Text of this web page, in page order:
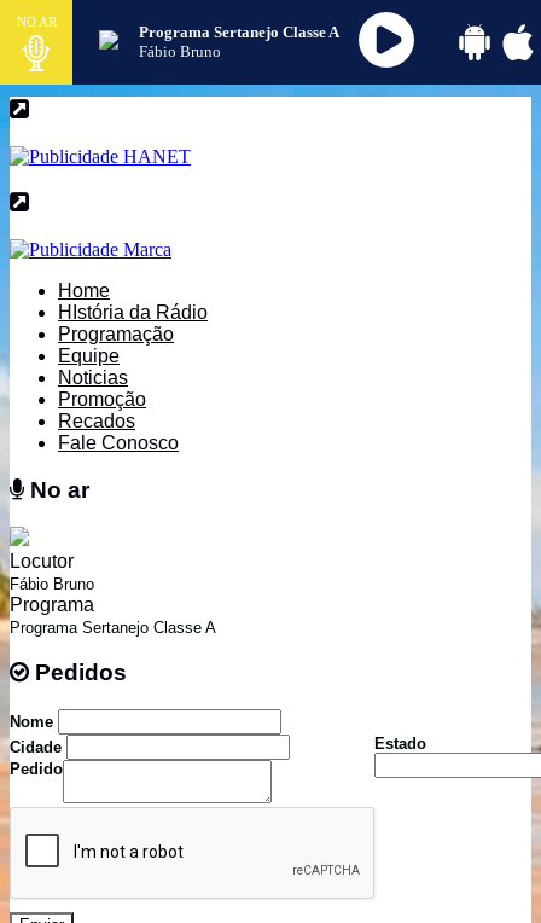
NO AR
Programa Sertanejo Classe A
Fábio Bruno
Home
HIstória da Rádio
Programação
Equipe
Noticias
Promoção
Recados
Fale Conosco
No ar
Locutor
Fábio Bruno
Programa
Programa Sertanejo Classe A
Pedidos
Nome
Cidade
Estado
Pedido